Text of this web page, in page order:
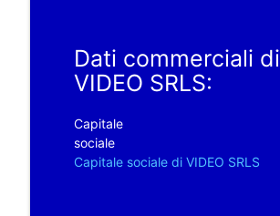
Dati commerciali di
VIDEO SRLS:
Capitale
sociale
Capitale sociale di VIDEO SRLS